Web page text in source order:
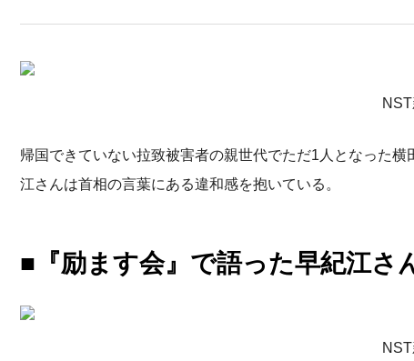
帰国できていない拉致被害者の親世代でただ1人となった
江さんは首相の言葉にある違和感を抱いている。
■『励ます会』で語った早紀江さ